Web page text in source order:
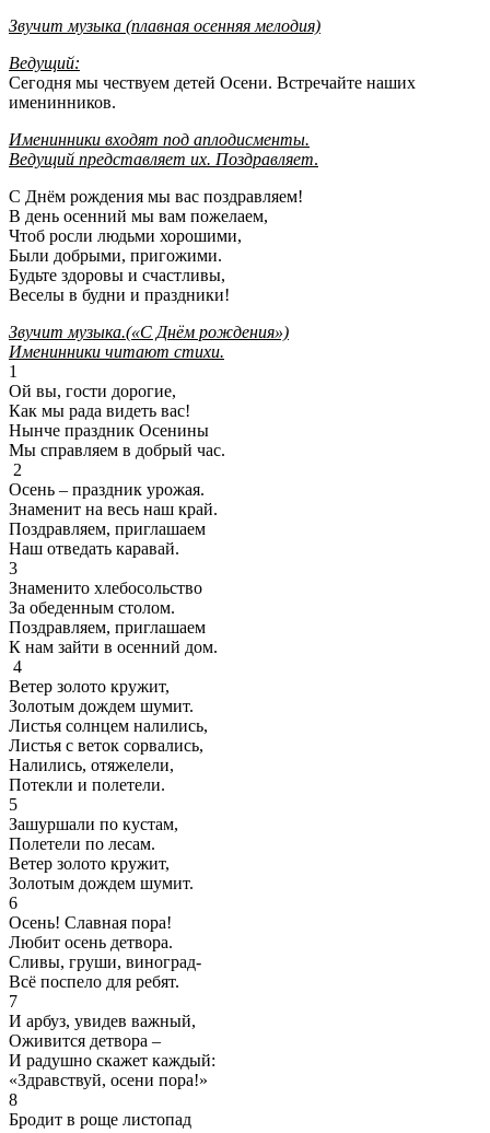
Звучит музыка (плавная осенняя мелодия)
Ведущий:
Сегодня мы чествуем детей Осени. Встречайте наших
именинников.
Именинники входят под аплодисменты.
Ведущий представляет их. Поздравляет.
С Днём рождения мы вас поздравляем!
В день осенний мы вам пожелаем,
Чтоб росли людьми хорошими,
Были добрыми, пригожими.
Будьте здоровы и счастливы,
Веселы в будни и праздники!
Звучит музыка.(«С Днём рождения»)
Именинники читают стихи.
1
Ой вы, гости дорогие,
Как мы рада видеть вас!
Нынче праздник Осенины
Мы справляем в добрый час.
2
Осень – праздник урожая.
Знаменит на весь наш край.
Поздравляем, приглашаем
Наш отведать каравай.
3
Знаменито хлебосольство
За обеденным столом.
Поздравляем, приглашаем
К нам зайти в осенний дом.
4
Ветер золото кружит,
Золотым дождем шумит.
Листья солнцем налились,
Листья с веток сорвались,
Налились, отяжелели,
Потекли и полетели.
5
Зашуршали по кустам,
Полетели по лесам.
Ветер золото кружит,
Золотым дождем шумит.
6
Осень! Славная пора!
Любит осень детвора.
Сливы, груши, виноград-
Всё поспело для ребят.
7
И арбуз, увидев важный,
Оживится детвора –
И радушно скажет каждый:
«Здравствуй, осени пора!»
8
Бродит в роще листопад